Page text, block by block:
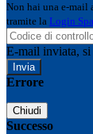
Non hai una e-mail
tramite la Login
E-mail inviata, si
Errore
Chiudi
Successo